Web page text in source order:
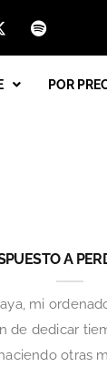
POR
A
mi
dedicar
otras